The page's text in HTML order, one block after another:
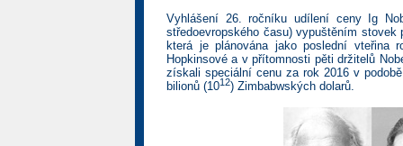
Vyhlášení 26. ročníku udílení ceny Ig
středoevropského času) vypuštěním
která je plánována jako poslední vteřina
Hopkinsové a v přítomnosti pěti držitelů
získali speciální cenu za rok 2016 v
bilionů (1012) Zimbabwských dolarů.